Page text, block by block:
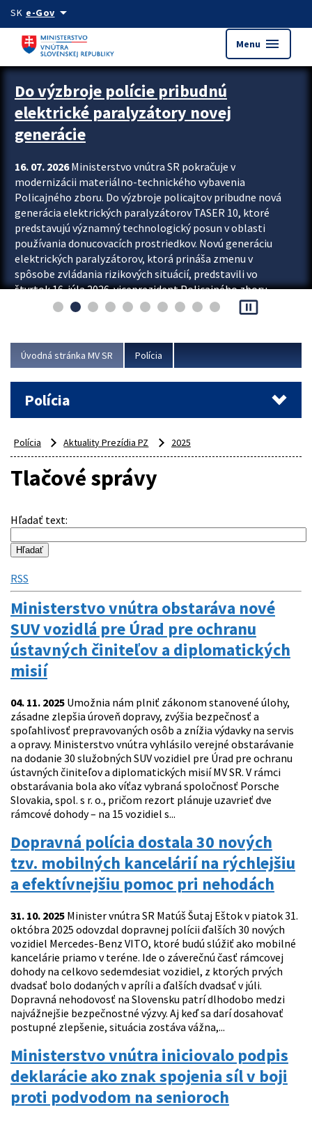
Preskocit na hlavný obsah
SK e-Govarrow_drop_down
Menu menu
Zastavit automatický posun upútavok
Do výzbroje polície pribudnú
elektrické paralyzátory novej
generácie
16. 07. 2026Ministerstvo vnútra SR pokračuje v
modernizácii materiálno-technického vybavenia
Policajného zboru. Do výzbroje policajtov pribudne nová
generácia elektrických paralyzátorov TASER 10, ktoré
predstavujú významný technologický posun v oblasti
používania donucovacích prostriedkov. Novú generáciu
elektrických paralyzátorov, ktorá prináša zmenu v
spôsobe zvládania rizikových situácií, predstavili vo
štvrtok 16. júla 2026 viceprezident Policajného zboru
Rastislav Polakovič a riaditeľ odboru výcviku...
pause_presentation
Úvodná stránka MV SR Polícia
Polícia
Polícia Aktuality Prezídia PZ 2025
Tlačové správy
Hľadať text:
RSS
Ministerstvo vnútra obstaráva nové
SUV vozidlá pre Úrad pre ochranu
ústavných činiteľov a diplomatických
misií
04. 11. 2025 Umožnia nám plniť zákonom stanovené úlohy,
zásadne zlepšia úroveň dopravy, zvýšia bezpečnosť a
spoľahlivosť prepravovaných osôb a znížia výdavky na servis
a opravy. Ministerstvo vnútra vyhlásilo verejné obstarávanie
na dodanie 30 služobných SUV vozidiel pre Úrad pre ochranu
ústavných činiteľov a diplomatických misií MV SR. V rámci
obstarávania bola ako víťaz vybraná spoločnosť Porsche
Slovakia, spol. s r. o., pričom rezort plánuje uzavrieť dve
rámcové dohody – na 15 vozidiel s...
Dopravná polícia dostala 30 nových
tzv. mobilných kancelárií na rýchlejšiu
a efektívnejšiu pomoc pri nehodách
31. 10. 2025 Minister vnútra SR Matúš Šutaj Eštok v piatok 31.
októbra 2025 odovzdal dopravnej polícii ďalších 30 nových
vozidiel Mercedes-Benz VITO, ktoré budú slúžiť ako mobilné
kancelárie priamo v teréne. Ide o záverečnú časť rámcovej
dohody na celkovo sedemdesiat vozidiel, z ktorých prvých
dvadsať bolo dodaných v apríli a ďalších dvadsať v júli.
Dopravná nehodovosť na Slovensku patrí dlhodobo medzi
najvážnejšie bezpečnostné výzvy. Aj keď sa darí dosahovať
postupné zlepšenie, situácia zostáva vážna,...
Ministerstvo vnútra iniciovalo podpis
deklarácie ako znak spojenia síl v boji
proti podvodom na senioroch